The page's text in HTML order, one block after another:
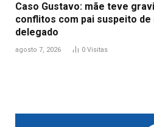
Caso Gustavo: mãe teve
conflitos com pai suspeito de
delegado
agosto 7, 2026 0 Visitas